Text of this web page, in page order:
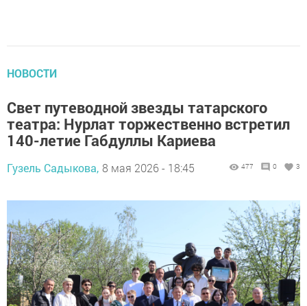
НОВОСТИ
Свет путеводной звезды татарского
театра: Нурлат торжественно встретил
140-летие Габдуллы Кариева
Гузель Садыкова, 8 мая 2026 - 18:45 477 0 3